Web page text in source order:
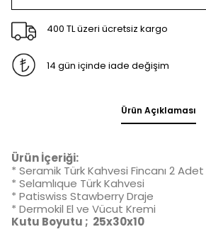
400 TL üzeri ücretsiz kargo
14 gün içinde iade değişim
Ürün Açıklaması
Ürün İçeriği:
* Seramik Türk Kahvesi Fincanı 2 Adet
* Selamlıque Türk Kahvesi
* Patiswiss Stawberry Draje
* Dermokil El ve Vücut Kremi
Kutu Boyutu ; 25x30x10